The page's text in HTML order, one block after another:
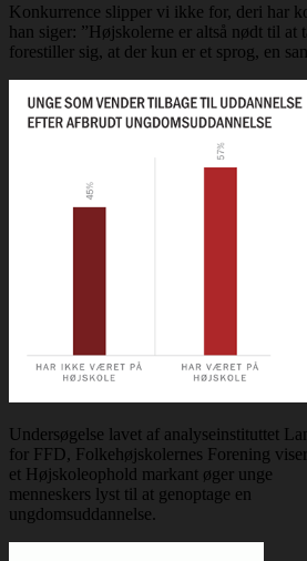
Konkurrence slipper vi ikke for, deri har
han siger: ”Højskolerne er altså nødt til
forestiller sig, at der kun er et sprog, en
Undersøgelse lavet af analyseinstituttet
for FFD, Folkehøjskolernes Forening
et Højskoleophold markant øger unge
menneskers lyst til at genoptage en
ungdomsuddannelse.